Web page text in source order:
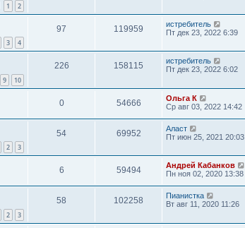
1 2
3 4
97 119959
истребитель
Пт дек 23, 2022 6:39
9 10
226 158115
истребитель
Пт дек 23, 2022 6:02
0 54666
Ольга К
Ср авг 03, 2022 14:42
2 3
54 69952
Аласт
Пт июн 25, 2021 20:03
6 59494
Андрей Кабанков
Пн ноя 02, 2020 13:38
2 3
58 102258
Пианистка
Вт авг 11, 2020 11:26